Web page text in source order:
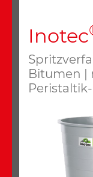
Inotec
Bitumen |